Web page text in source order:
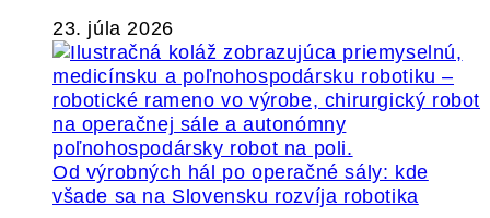
23. júla 2026
Od výrobných hál po operačné sály: kde
všade sa na Slovensku rozvíja robotika